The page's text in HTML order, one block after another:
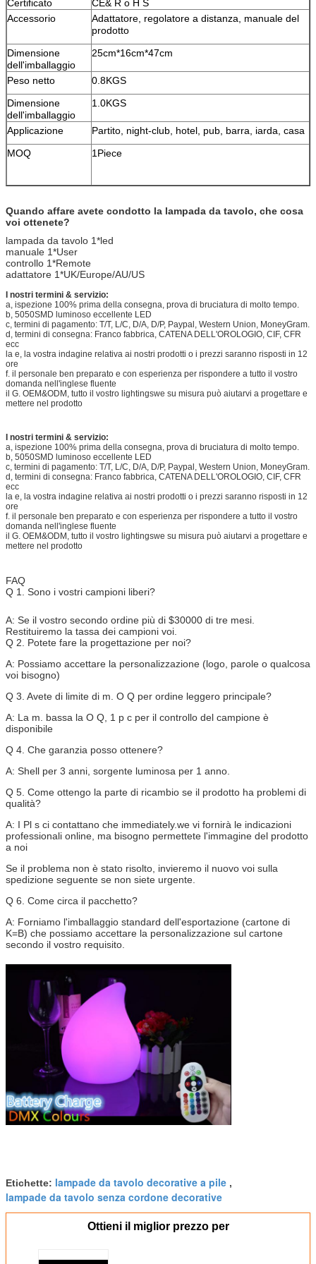
Certificato
CE& R o H S
Accessorio
Adattatore, regolatore a distanza, manuale del
prodotto
Dimensione
dell'imballaggio
25cm*16cm*47cm
Peso netto
0.8KGS
Dimensione
dell'imballaggio
1.0KGS
Applicazione
Partito, night-club, hotel, pub, barra, iarda, casa
MOQ
1Piece
Quando affare avete condotto la lampada da tavolo, che cosa
voi ottenete?
lampada da tavolo 1*led
manuale 1*User
controllo 1*Remote
adattatore 1*UK/Europe/AU/US
I nostri termini & servizio:
a, ispezione 100% prima della consegna, prova di bruciatura di molto tempo.
b, 5050SMD luminoso eccellente LED
c, termini di pagamento: T/T, L/C, D/A, D/P, Paypal, Western Union, MoneyGram.
d, termini di consegna: Franco fabbrica, CATENA DELL'OROLOGIO, CIF, CFR
ecc
la e, la vostra indagine relativa ai nostri prodotti o i prezzi saranno risposti in 12
ore
f. il personale ben preparato e con esperienza per rispondere a tutto il vostro
domanda nell'inglese fluente
il G. OEM&ODM, tutto il vostro lightingswe su misura può aiutarvi a progettare e
mettere nel prodotto
I nostri termini & servizio:
a, ispezione 100% prima della consegna, prova di bruciatura di molto tempo.
b, 5050SMD luminoso eccellente LED
c, termini di pagamento: T/T, L/C, D/A, D/P, Paypal, Western Union, MoneyGram.
d, termini di consegna: Franco fabbrica, CATENA DELL'OROLOGIO, CIF, CFR
ecc
la e, la vostra indagine relativa ai nostri prodotti o i prezzi saranno risposti in 12
ore
f. il personale ben preparato e con esperienza per rispondere a tutto il vostro
domanda nell'inglese fluente
il G. OEM&ODM, tutto il vostro lightingswe su misura può aiutarvi a progettare e
mettere nel prodotto
FAQ
Q 1. Sono i vostri campioni liberi?
A: Se il vostro secondo ordine più di $30000 di tre mesi.
Restituiremo la tassa dei campioni voi.
Q 2. Potete fare la progettazione per noi?
A: Possiamo accettare la personalizzazione (logo, parole o qualcosa
voi bisogno)
Q 3. Avete di limite di m. O Q per ordine leggero principale?
A: La m. bassa la O Q, 1 p c per il controllo del campione è
disponibile
Q 4. Che garanzia posso ottenere?
A: Shell per 3 anni, sorgente luminosa per 1 anno.
Q 5. Come ottengo la parte di ricambio se il prodotto ha problemi di
qualità?
A: I Pl s ci contattano che immediately.we vi fornirà le indicazioni
professionali online, ma bisogno permettete l'immagine del prodotto
a noi
Se il problema non è stato risolto, invieremo il nuovo voi sulla
spedizione seguente se non siete urgente.
Q 6. Come circa il pacchetto?
A: Forniamo l'imballaggio standard dell'esportazione (cartone di
K=B) che possiamo accettare la personalizzazione sul cartone
secondo il vostro requisito.
Etichette: lampade da tavolo decorative a pile ,
lampade da tavolo senza cordone decorative
Ottieni il miglior prezzo per